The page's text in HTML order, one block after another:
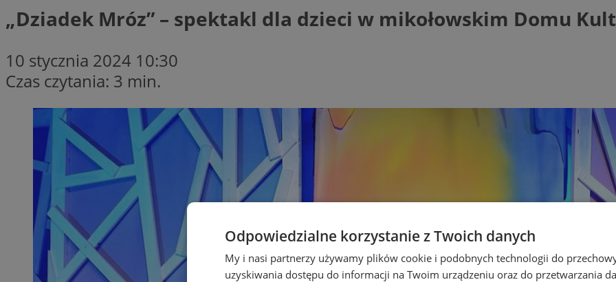
„Dziadek Mróz” – spektakl dla dzieci w mikołowskim Domu
10 stycznia 2024 10:30
Czas czytania: 3 min.
Odpowiedzialne korzystanie z Twoich danych
My i nasi partnerzy używamy plików cookie i podobnych technologii do
uzyskiwania dostępu do informacji na Twoim urządzeniu oraz do przetwarzania